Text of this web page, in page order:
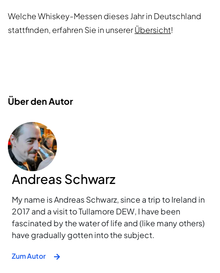
Welche Whiskey-Messen dieses Jahr in Deutschland
stattfinden, erfahren Sie in unsererÜbersicht!
Über den Autor
Andreas Schwarz
My name is Andreas Schwarz, since a trip to Ireland in
2017 and a visit to Tullamore DEW, I have been
fascinated by the water of life and (like many others)
have gradually gotten into the subject.
Zum Autor